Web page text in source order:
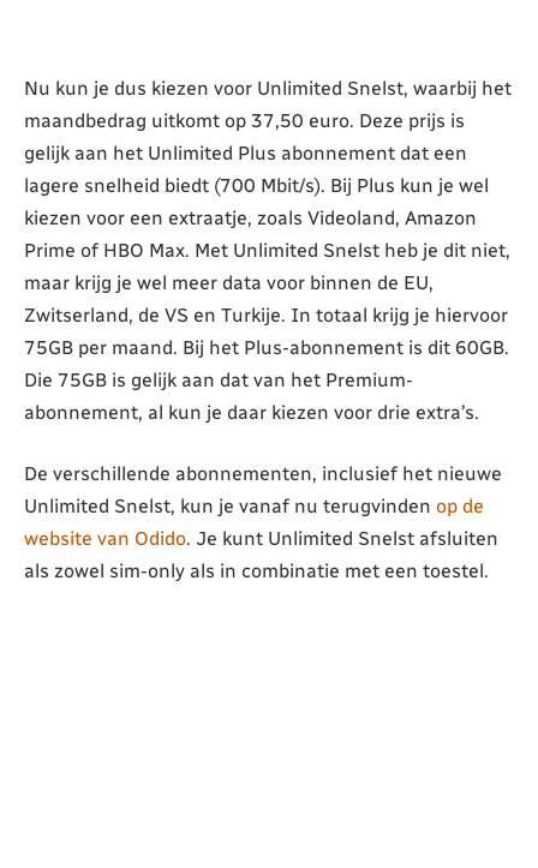
Nu kun je dus kiezen voor Unlimited Snelst, waarbij het
maandbedrag uitkomt op 37,50 euro. Deze prijs is
gelijk aan het Unlimited Plus abonnement dat een
lagere snelheid biedt (700 Mbit/s). Bij Plus kun je wel
kiezen voor een extraatje, zoals Videoland, Amazon
Prime of HBO Max. Met Unlimited Snelst heb je dit niet,
maar krijg je wel meer data voor binnen de EU,
Zwitserland, de VS en Turkije. In totaal krijg je hiervoor
75GB per maand. Bij het Plus-abonnement is dit 60GB.
Die 75GB is gelijk aan dat van het Premium-
abonnement, al kun je daar kiezen voor drie extra’s.
De verschillende abonnementen, inclusief het nieuwe
Unlimited Snelst, kun je vanaf nu terugvinden op de
website van Odido. Je kunt Unlimited Snelst afsluiten
als zowel sim-only als in combinatie met een toestel.